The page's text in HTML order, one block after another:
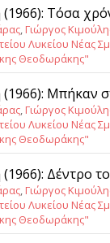
Τόσα
, Γιώργος
Λυκείου Νέας
Θεοδωράκης"
Μπήκαν
, Γιώργος
Λυκείου Νέας
Θεοδωράκης"
Δέντρο
, Γιώργος
Λυκείου Νέας
Θεοδωράκης"